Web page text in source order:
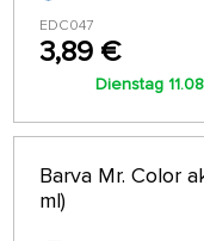
EDC047
3,89 €
Dienstag
Barva Mr. Color
ml)